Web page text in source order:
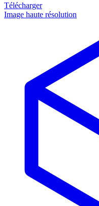
Télécharger
Image haute résolution